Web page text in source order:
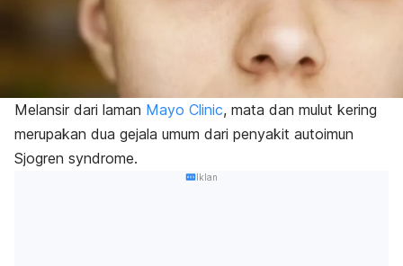
Melansir dari laman Mayo Clinic, mata dan mulut kering
merupakan dua gejala umum dari penyakit autoimun
Sjogren syndrome.
Iklan